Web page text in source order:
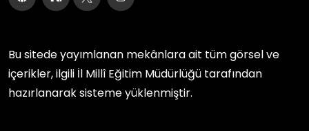
Bu sitede yayımlanan mekânlara ait tüm görsel ve
içerikler, ilgili İl Millî Eğitim Müdürlüğü tarafından
hazırlanarak sisteme yüklenmiştir.